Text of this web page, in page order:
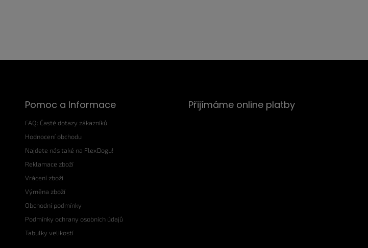
Pomoc a Informace
FAQ: Časté dotazy zákazníků
Hodnocení obchodu
Najdete nás také na FlexDogu!
Reklamace zboží
Vrácení zboží
Výměna zboží
Obchodní podmínky
Podmínky ochrany osobních údajů
Tabulky velikostí
Přijímáme online platby